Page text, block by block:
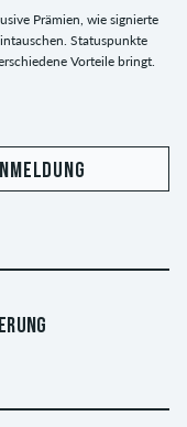
Prämien, wie signierte
Statuspunkte
Vorteile bringt.